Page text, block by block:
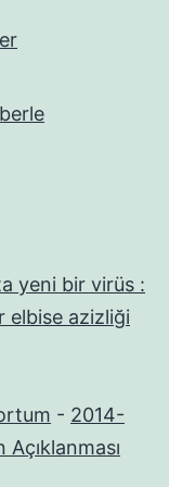
yeni bir virüs :
elbise azizliği
- 2014-
Açıklanması